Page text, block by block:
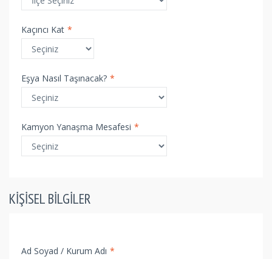
Kaçıncı Kat *
Eşya Nasıl Taşınacak? *
Kamyon Yanaşma Mesafesi *
KIŞISEL BILGILER
Ad Soyad / Kurum Adı *